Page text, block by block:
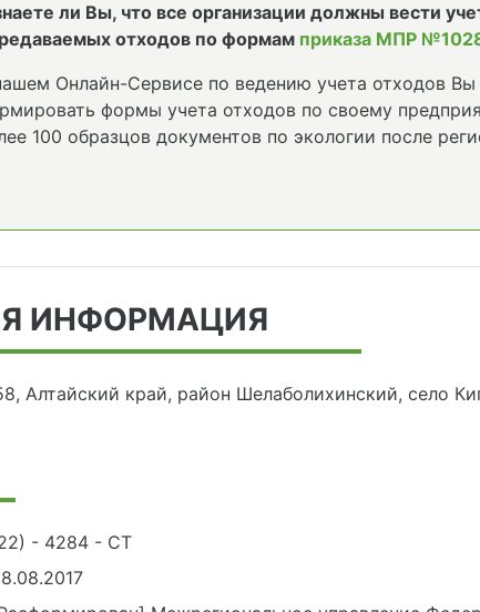
ли Вы, что все организации должны вести
отходов по формам приказа МПР
Онлайн-Сервисе по ведению учета отходов Вы
формы учета отходов по своему
100 образцов документов по экологии после
ИНФОРМАЦИЯ
Алтайский край, район Шелаболихинский, село
- 4284 - СТ